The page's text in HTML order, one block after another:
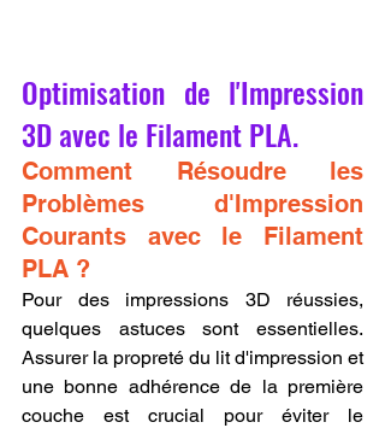
Optimisation de l'Impression
3D avec le Filament PLA.
Comment Résoudre les
Problèmes d'Impression
Courants avec le Filament
PLA ?
Pour des impressions 3D réussies,
quelques astuces sont essentielles.
Assurer la propreté du lit d'impression et
une bonne adhérence de la première
couche est crucial pour éviter le